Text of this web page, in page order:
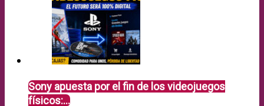
Sony apuesta por el fin de los videojuegos
físicos:…